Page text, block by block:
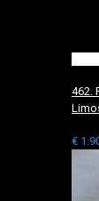
462.
€